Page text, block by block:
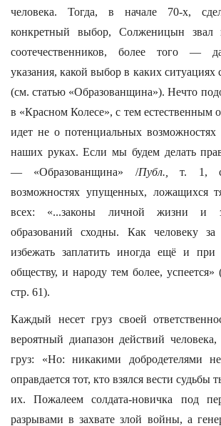
человека. Тогда, в начале 70-х,
конкретный выбор, Солженицын
соотечественников, более того —
указания, какой выбор в каких ситуациях
(см. статью «Образованщина»). Нечто
в «Красном Колесе», с тем естественным
идет не о потенциальных
наших руках. Если мы будем делать
— «Образованщина» /Публ.,
т. 1,
возможностях упущенных, ложащихся
всех: «...законы личной жизни и
образований сходны. Как человеку
избежать заплатить иногда ещё и
обществу, и народу тем более, успеется»
стр. 61).
Каждый несет груз своей
вероятный диапазон действий
груз: «Но: никакими добродетелями
оправдается тот, кто взялся вести судьбы
их. Пожалеем солдата-новичка под
разрывами в захвате злой войны, а